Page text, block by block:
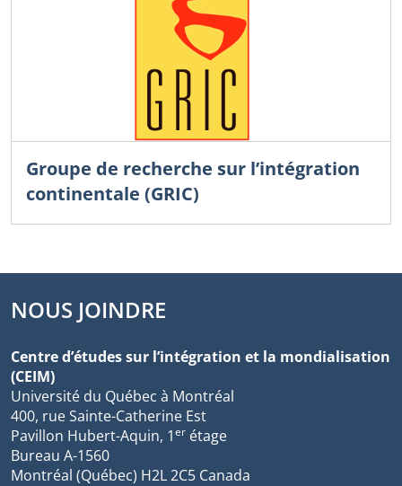
Groupe de recherche sur l’intégration
continentale (GRIC)
NOUS JOINDRE
Centre d’études sur l’intégration et la mondialisation
(CEIM)
Université du Québec à Montréal
400, rue Sainte-Catherine Est
Pavillon Hubert-Aquin, 1er étage
Bureau A-1560
Montréal (Québec) H2L 2C5 Canada